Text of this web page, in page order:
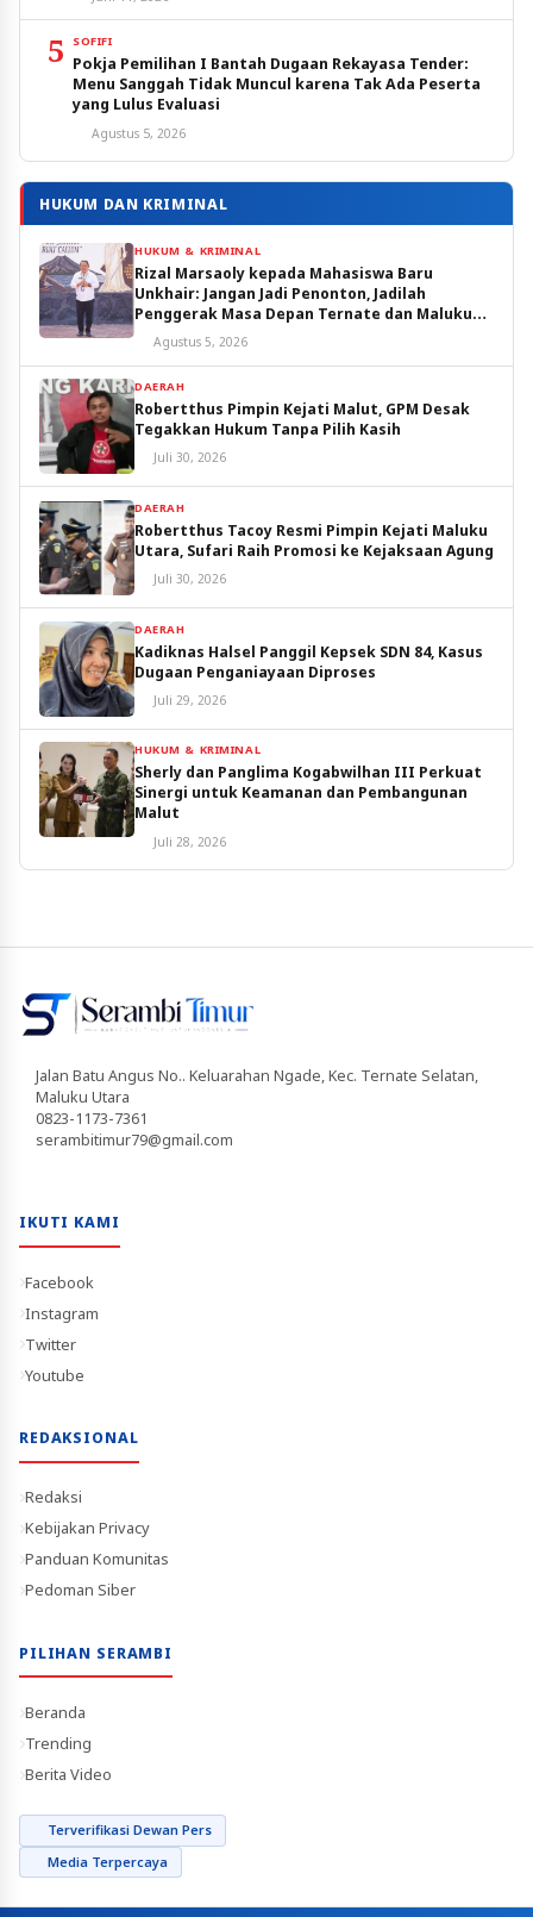
5 SOFIFI
Pokja Pemilihan I Bantah Dugaan Rekayasa Tender:
Menu Sanggah Tidak Muncul karena Tak Ada Peserta
yang Lulus Evaluasi
Agustus 5, 2026
HUKUM DAN KRIMINAL
HUKUM & KRIMINAL
Rizal Marsaoly kepada Mahasiswa Baru
Unkhair: Jangan Jadi Penonton, Jadilah
Penggerak Masa Depan Ternate dan Maluku
Utara
Agustus 5, 2026
DAERAH
Robertthus Pimpin Kejati Malut, GPM Desak
Tegakkan Hukum Tanpa Pilih Kasih
Juli 30, 2026
DAERAH
Robertthus Tacoy Resmi Pimpin Kejati Maluku
Utara, Sufari Raih Promosi ke Kejaksaan Agung
Juli 30, 2026
DAERAH
Kadiknas Halsel Panggil Kepsek SDN 84, Kasus
Dugaan Penganiayaan Diproses
Juli 29, 2026
HUKUM & KRIMINAL
Sherly dan Panglima Kogabwilhan III Perkuat
Sinergi untuk Keamanan dan Pembangunan
Malut
Juli 28, 2026
Jalan Batu Angus No.. Keluarahan Ngade, Kec. Ternate Selatan,
Maluku Utara
0823-1173-7361
serambitimur79@gmail.com
IKUTI KAMI
Facebook
Instagram
Twitter
Youtube
REDAKSIONAL
Redaksi
Kebijakan Privacy
Panduan Komunitas
Pedoman Siber
PILIHAN SERAMBI
Beranda
Trending
Berita Video
Terverifikasi Dewan Pers
Media Terpercaya